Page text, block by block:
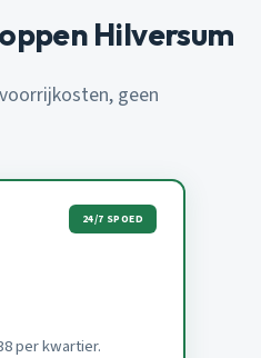
Hilversum
geen
24/7 SPOED
per kwartier.